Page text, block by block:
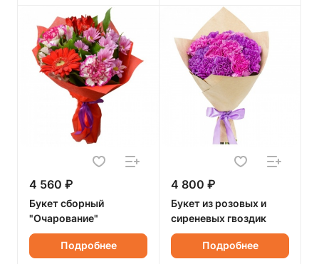
4 560 ₽
Букет сборный
"Очарование"
Подробнее
4 800 ₽
Букет из розовых и
сиреневых гвоздик
Подробнее